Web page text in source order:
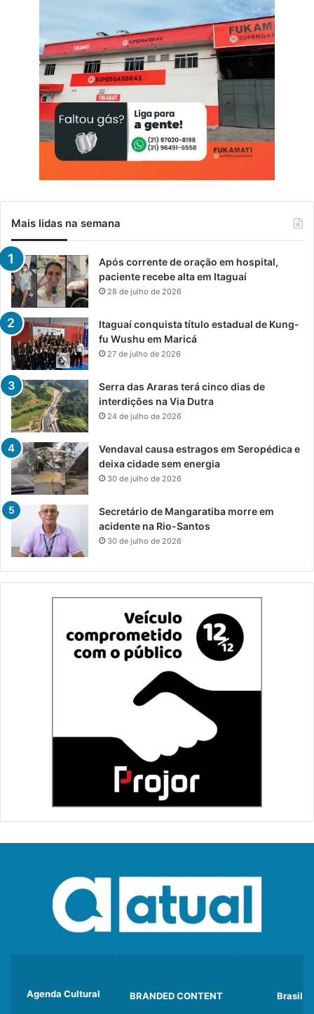
Mais lidas na semana
Após corrente de oração em hospital,
paciente recebe alta em Itaguaí
28 de julho de 2026
Itaguaí conquista título estadual de Kung-
fu Wushu em Maricá
27 de julho de 2026
Serra das Araras terá cinco dias de
interdições na Via Dutra
24 de julho de 2026
Vendaval causa estragos em Seropédica e
deixa cidade sem energia
30 de julho de 2026
Secretário de Mangaratiba morre em
acidente na Rio-Santos
30 de julho de 2026
Agenda Cultural BRANDED CONTENT Brasil